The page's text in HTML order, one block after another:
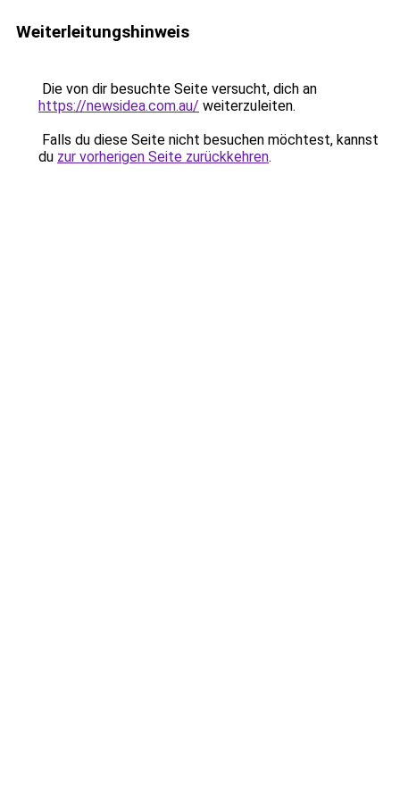
Weiterleitungshinweis
Die von dir besuchte Seite versucht, dich an
https://newsidea.com.au/ weiterzuleiten.
Falls du diese Seite nicht besuchen möchtest, kannst
du zur vorherigen Seite zurückkehren.